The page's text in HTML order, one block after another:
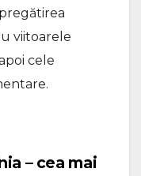
viitoarele
cele
– cea mai